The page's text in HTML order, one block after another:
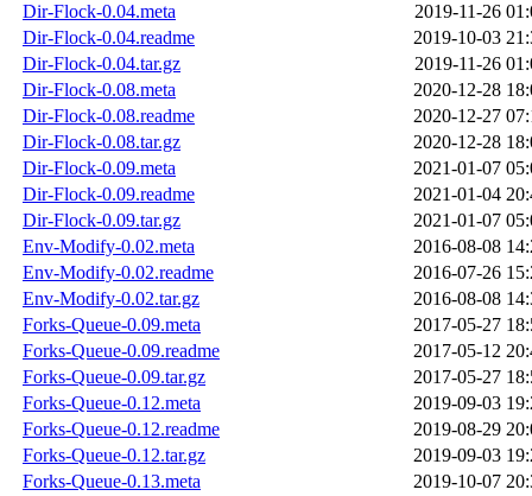
Dir-Flock-0.04.meta
2019-11-26
Dir-Flock-0.04.readme
2019-10-03
Dir-Flock-0.04.tar.gz
2019-11-26
Dir-Flock-0.08.meta
2020-12-28
Dir-Flock-0.08.readme
2020-12-27
Dir-Flock-0.08.tar.gz
2020-12-28
Dir-Flock-0.09.meta
2021-01-07
Dir-Flock-0.09.readme
2021-01-04
Dir-Flock-0.09.tar.gz
2021-01-07
Env-Modify-0.02.meta
2016-08-08
Env-Modify-0.02.readme
2016-07-26
Env-Modify-0.02.tar.gz
2016-08-08
Forks-Queue-0.09.meta
2017-05-27
Forks-Queue-0.09.readme
2017-05-12
Forks-Queue-0.09.tar.gz
2017-05-27
Forks-Queue-0.12.meta
2019-09-03
Forks-Queue-0.12.readme
2019-08-29
Forks-Queue-0.12.tar.gz
2019-09-03
Forks-Queue-0.13.meta
2019-10-07